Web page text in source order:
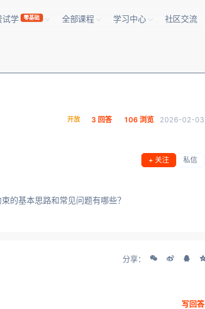
试学 零基础 全部课程 学习中心 社区交流
开放 3 回答 106 浏览 2026-02-03
+ 关注 私信
的基本思路和常见问题有哪些？
分享：
写回答